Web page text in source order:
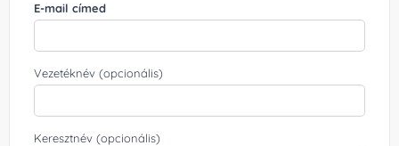
E-mail címed
Vezetéknév (opcionális)
Keresztnév (opcionális)